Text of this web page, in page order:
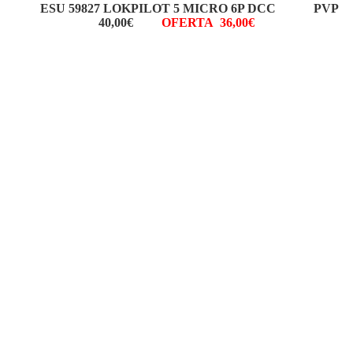
ESU 59827 LOKPILOT 5 MICRO 6P DCC PVP
40,00€
OFERTA 36,00€